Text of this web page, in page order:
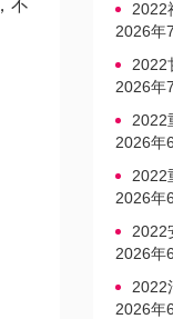
不
2022
育奖励
2026年
2022
育产假
2026年
2022
户口、
2026年
2022
户口、
2026年
2022
生家庭
2026年
2022
生三孩
2026年